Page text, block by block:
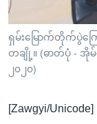
ကြည့်
ရန်
ရှာဖွေ
ဘာသာစကားမျ
ရှမ်းမြောက်တိုက်ပွဲက
တချို့။ (ဓာတ်ပုံ - အို
၂၀၂၀)
[Zawgyi/Unicode]